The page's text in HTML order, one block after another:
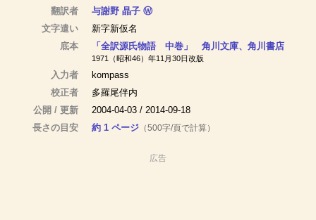
翻訳者
与謝野 晶子 Ⓦ
文字遣い
新字新仮名
底本
「全訳源氏物語 中巻」 角川文庫、角川書店
1971（昭和46）年11月30日改版
入力者
kompass
校正者
多羅尾伴内
公開 / 更新
2004-04-03 / 2014-09-18
長さの目安
約 1 ページ（500字/頁で計算）
広告